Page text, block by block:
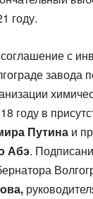
году.
с
завода
году в
Путина и
Абэ.